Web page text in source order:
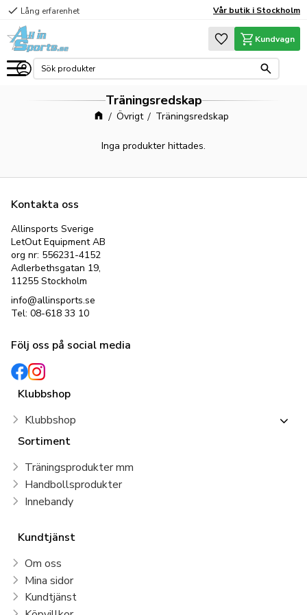
Meny
check Lång erfarenhet Vår butik i Stockholm
Favoriter
Kundvagn
Träningsredskap
Övrigt Träningsredskap
Inga produkter hittades.
Kontakta oss
Allinsports Sverige
LetOut Equipment AB
org nr: 556231-4152
Adlerbethsgatan 19,
11255 Stockholm
info@allinsports.se
Tel: 08-618 33 10
Följ oss på social media
Klubbshop
Klubbshop
Sortiment
Träningsprodukter mm
Handbollsprodukter
Innebandy
Kundtjänst
Om oss
Mina sidor
Kundtjänst